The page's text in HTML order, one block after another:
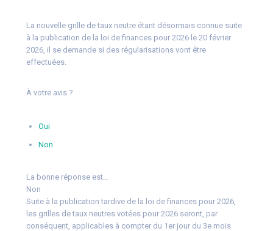
La nouvelle grille de taux neutre étant désormais connue suite
à la publication de la loi de finances pour 2026 le 20 février
2026, il se demande si des régularisations vont être
effectuées.
À votre avis ?
Oui
Non
La bonne réponse est…
Non
Suite à la publication tardive de la loi de finances pour 2026,
les grilles de taux neutres votées pour 2026 seront, par
conséquent, applicables à compter du 1er jour du 3e mois